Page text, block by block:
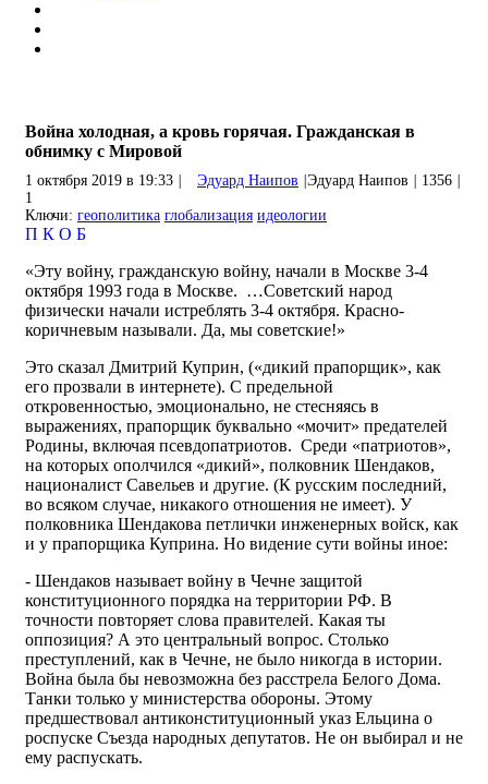
Война холодная, а кровь горячая. Гражданская в
обнимку с Мировой
1 октября 2019 в 19:33 Эдуард Наипов Эдуард Наипов 1356
1
Ключи: геополитика глобализация идеологии
П К О Б
«Эту войну, гражданскую войну, начали в Москве 3-4
октября 1993 года в Москве. …Советский народ
физически начали истреблять 3-4 октября. Красно-
коричневым называли. Да, мы советские!»
Это сказал Дмитрий Куприн, («дикий прапорщик», как
его прозвали в интернете). С предельной
откровенностью, эмоционально, не стесняясь в
выражениях, прапорщик буквально «мочит» предателей
Родины, включая псевдопатриотов. Среди «патриотов»,
на которых ополчился «дикий», полковник Шендаков,
националист Савельев и другие. (К русским последний,
во всяком случае, никакого отношения не имеет). У
полковника Шендакова петлички инженерных войск, как
и у прапорщика Куприна. Но видение сути войны иное:
- Шендаков называет войну в Чечне защитой
конституционного порядка на территории РФ. В
точности повторяет слова правителей. Какая ты
оппозиция? А это центральный вопрос. Столько
преступлений, как в Чечне, не было никогда в истории.
Война была бы невозможна без расстрела Белого Дома.
Танки только у министерства обороны. Этому
предшествовал антиконституционный указ Ельцина о
роспуске Съезда народных депутатов. Не он выбирал и не
ему распускать.